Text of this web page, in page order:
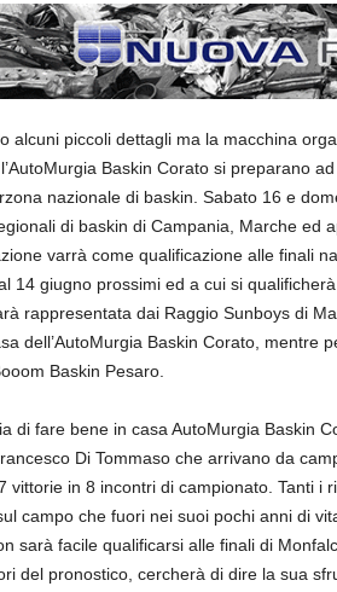
alcuni piccoli dettagli ma la macchina
Baskin Corato si preparano
nazionale di baskin. Sabato 16 e
di baskin di Campania, Marche ed
varrà come qualificazione alle finali
14 giugno prossimi ed a cui si
rappresentata dai Raggio Sunboys di
dell’AutoMurgia Baskin Corato, mentre
Baskin Pesaro.
di fare bene in casa AutoMurgia Baskin
Di Tommaso che arrivano da
vittorie in 8 incontri di campionato. Tanti i
campo che fuori nei suoi pochi anni di
sarà facile qualificarsi alle finali di
del pronostico, cercherà di dire la sua